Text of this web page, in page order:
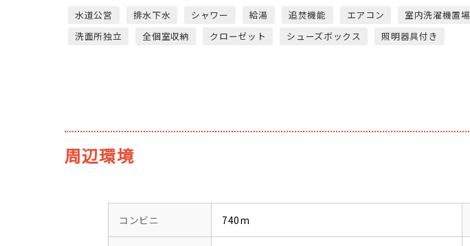
水道公営 排水下水 シャワー 給湯 追焚機能 エアコン 室内洗濯機置場
洗面所独立
全個室収納 クローゼット シューズボックス 照明器具付き
周辺環境
コンビニ 740m